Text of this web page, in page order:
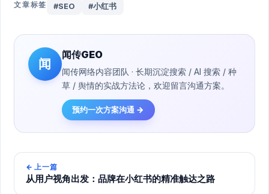
文章标签 #SEO #小红书
闻
闻传GEO
闻传网络内容团队 · 长期沉淀搜索 / AI 搜索 / 种
草 / 舆情的实战方法论，欢迎留言沟通方案。
预约一次方案沟通 →
← 上一篇
从用户视角出发：品牌在小红书的精准触达之路